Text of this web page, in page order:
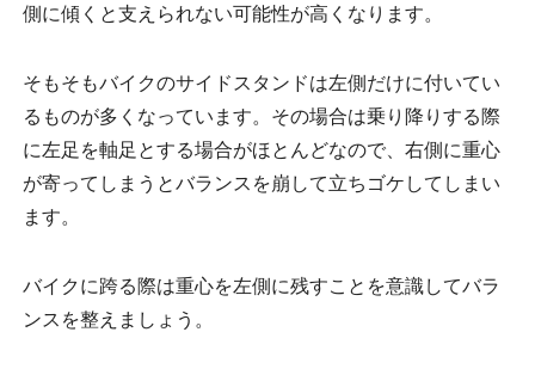
側に傾くと支えられない可能性が高くなります。
そもそもバイクのサイドスタンドは左側だけに付いてい
るものが多くなっています。その場合は乗り降りする際
に左足を軸足とする場合がほとんどなので、右側に重心
が寄ってしまうとバランスを崩して立ちゴケしてしまい
ます。
バイクに跨る際は重心を左側に残すことを意識してバラ
ンスを整えましょう。